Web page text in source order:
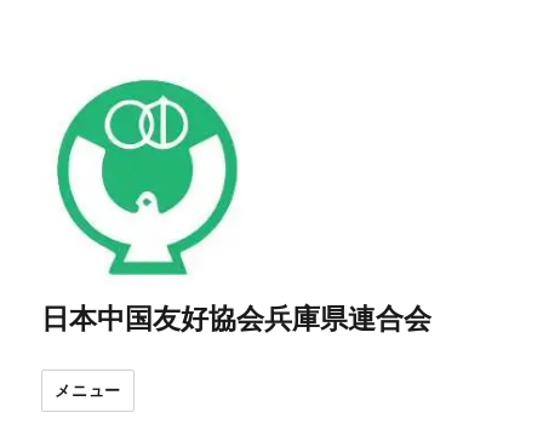
日本中国友好協会兵庫県連合会
メニュー